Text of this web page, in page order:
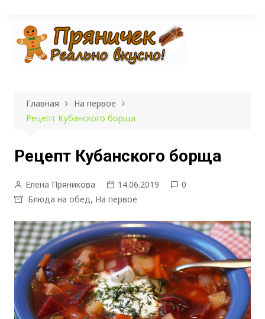
содержимому
Главная
На первое
Рецепт Кубанского борща
Рецепт Кубанского борща
Елена Пряникова 14.06.2019
0
Блюда на обед, На первое